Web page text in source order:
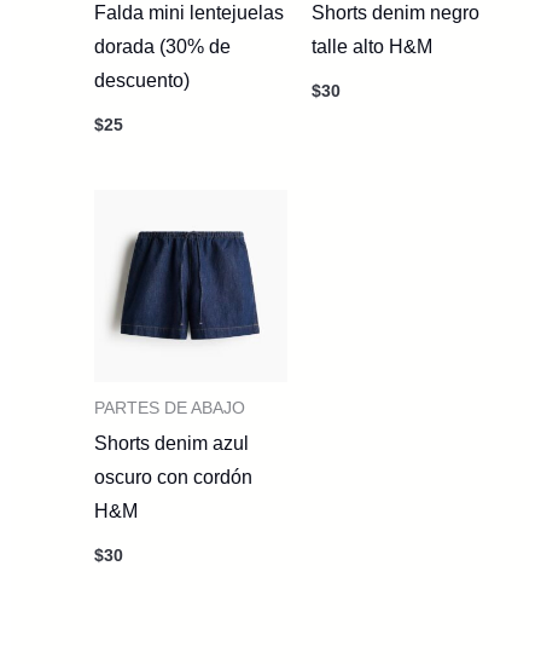
Falda mini lentejuelas
dorada (30% de
descuento)
$25
Shorts denim negro
talle alto H&M
$30
PARTES DE ABAJO
Shorts denim azul
oscuro con cordón
H&M
$30